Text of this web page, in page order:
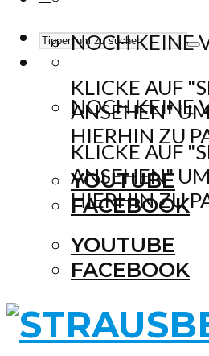
NOCH KEINE
KLICKE AUF
ANSEHEN"
HIERHIN ZU
YOUTUBE
FACEBOOK
NOCH KEINE
KLICKE AUF
ANSEHEN"
HIERHIN ZU
YOUTUBE
FACEBOOK